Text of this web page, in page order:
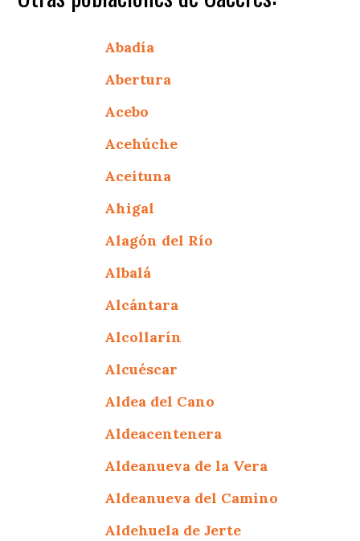
Abadía
Abertura
Acebo
Acehúche
Aceituna
Ahigal
Alagón del Río
Albalá
Alcántara
Alcollarín
Alcuéscar
Aldea del Cano
Aldeacentenera
Aldeanueva de la Vera
Aldeanueva del Camino
Aldehuela de Jerte